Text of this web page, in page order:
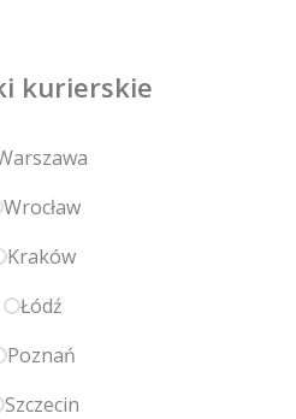
kurierskie
Wrocław
Kraków
Łódź
Poznań
Szczecin